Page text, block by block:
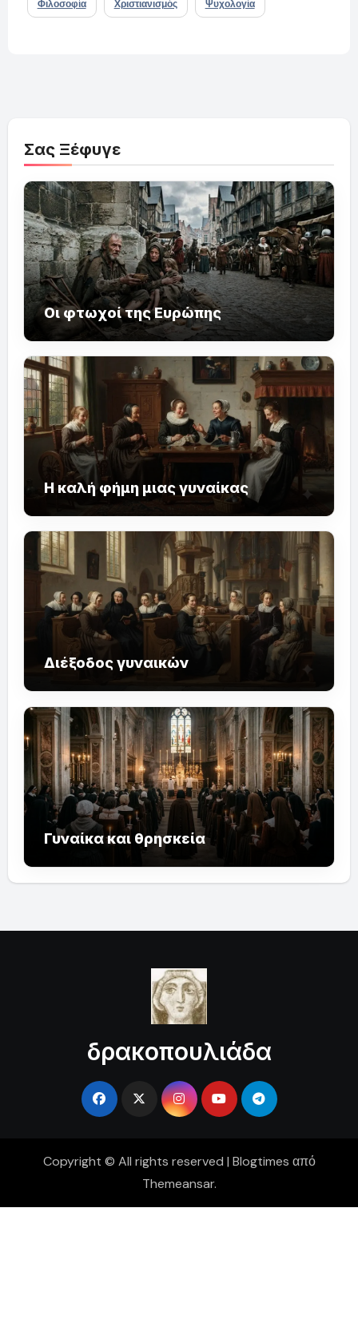
Φιλοσοφία Χριστιανισμός Ψυχολογία
Σας Ξέφυγε
Οι φτωχοί της Ευρώπης
Η καλή φήμη μιας γυναίκας
Διέξοδος γυναικών
Γυναίκα και θρησκεία
δρακοπουλιάδα
Copyright © All rights reserved | Blogtimes από
Themeansar.